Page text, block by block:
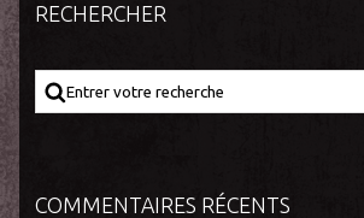
RECHERCHER
COMMENTAIRES RÉCENTS